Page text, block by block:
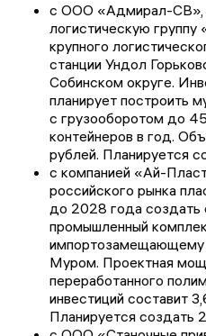
с ООО «Адмирал-СВ»,
логистическую
крупного
станции Ундол
Собинском округе.
планирует построить
с грузооборотом до
контейнеров в год.
рублей. Планируется
с компанией «Ай-
российского рынка
до 2028 года создать
промышленный
импортозамещающему
Муром. Проектная
переработанного
инвестиций составит
Планируется создать